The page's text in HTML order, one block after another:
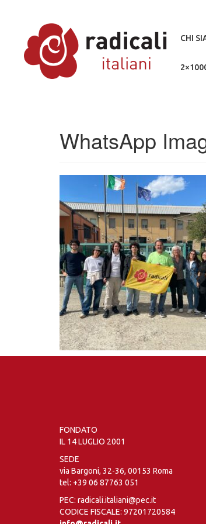
CHI
WhatsApp
FONDATO
IL 14 LUGLIO 2001
SEDE
via Bargoni, 32-36, 00153 Roma
tel: +39 06 87763 051
PEC: radicali.italiani@pec.it
CODICE FISCALE: 97201720584